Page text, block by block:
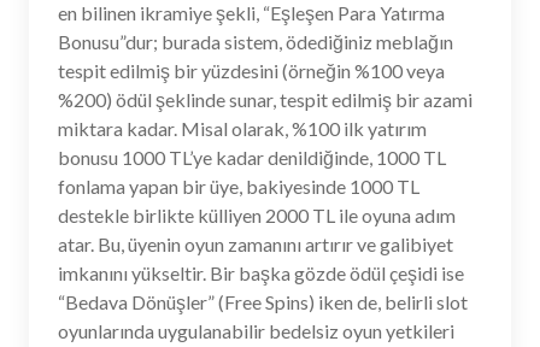
en bilinen ikramiye şekli, “Eşleşen Para Yatırma
Bonusu”dur; burada sistem, ödediğiniz meblağın
tespit edilmiş bir yüzdesini (örneğin %100 veya
%200) ödül şeklinde sunar, tespit edilmiş bir azami
miktara kadar. Misal olarak, %100 ilk yatırım
bonusu 1000 TL’ye kadar denildiğinde, 1000 TL
fonlama yapan bir üye, bakiyesinde 1000 TL
destekle birlikte külliyen 2000 TL ile oyuna adım
atar. Bu, üyenin oyun zamanını artırır ve galibiyet
imkanını yükseltir. Bir başka gözde ödül çeşidi ise
“Bedava Dönüşler” (Free Spins) iken de, belirli slot
oyunlarında uygulanabilir bedelsiz oyun yetkileri